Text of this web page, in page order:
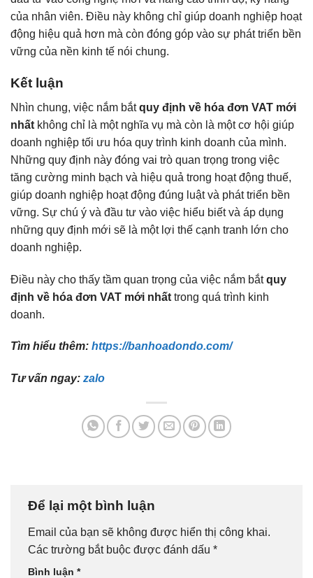
của nhân viên. Điều này không chỉ giúp doanh nghiệp hoạt
động hiệu quả hơn mà còn đóng góp vào sự phát triển bền
vững của nền kinh tế nói chung.
Kết luận
Nhìn chung, việc nắm bắtquy định về hóa đơn VAT mới
nhất không chỉ là một nghĩa vụ mà còn là một cơ hội giúp
doanh nghiệp tối ưu hóa quy trình kinh doanh của mình.
Những quy định này đóng vai trò quan trọng trong việc
tăng cường minh bạch và hiệu quả trong hoạt động thuế,
giúp doanh nghiệp hoạt động đúng luật và phát triển bền
vững. Sự chú ý và đầu tư vào việc hiểu biết và áp dụng
những quy định mới sẽ là một lợi thế cạnh tranh lớn cho
doanh nghiệp.
Điều này cho thấy tầm quan trọng của việc nắm bắtquy
định về hóa đơn VAT mới nhất trong quá trình kinh
doanh.
Tìm hiểu thêm: https://banhoadondo.com/
Tư vấn ngay: zalo
Để lại một bình luận
Email của bạn sẽ không được hiển thị công khai.
Các trường bắt buộc được đánh dấu *
Bình luận *